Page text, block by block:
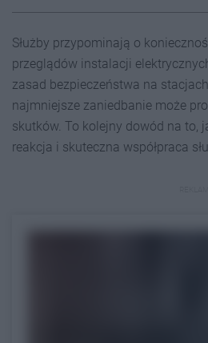
Służby przypominają o
przeglądów instalacji
zasad bezpieczeństwa na
najmniejsze zaniedbanie może
skutków. To kolejny dowód na to,
reakcja i skuteczna współpraca